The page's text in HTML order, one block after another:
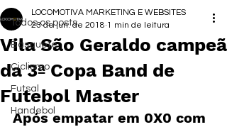
Todos os posts
Basquete
Ciclismo
Futsal
Handebol
Vila São Geraldo campeã
da 3ª Copa Band de
Futebol Master
LOCOMOTIVA MARKETING E WEBSITES
23 de jun. de 2018 1 min de leitura
Após empatar em 0X0 com